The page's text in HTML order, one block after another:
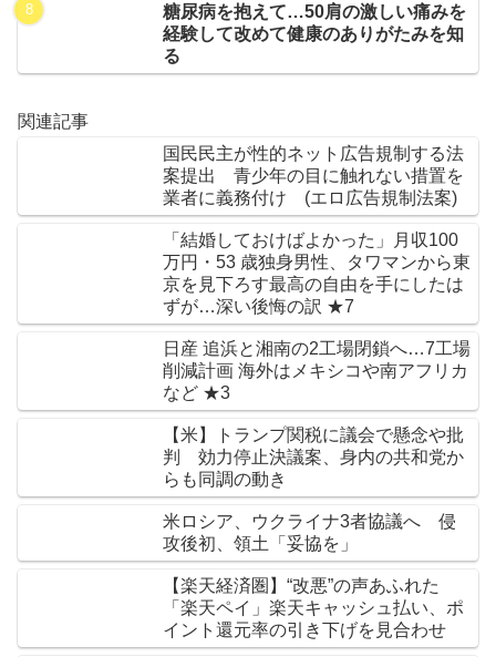
糖尿病を抱えて…50肩の激しい痛みを
経験して改めて健康のありがたみを知
る
関連記事
国民民主が性的ネット広告規制する法
案提出 青少年の目に触れない措置を
業者に義務付け (エロ広告規制法案)
「結婚しておけばよかった」月収100
万円・53 歳独身男性、タワマンから東
京を見下ろす最高の自由を手にしたは
ずが…深い後悔の訳 ★7
日産 追浜と湘南の2工場閉鎖へ…7工場
削減計画 海外はメキシコや南アフリカ
など ★3
【米】トランプ関税に議会で懸念や批
判 効力停止決議案、身内の共和党か
らも同調の動き
米ロシア、ウクライナ3者協議へ 侵
攻後初、領土「妥協を」
【楽天経済圏】“改悪”の声あふれた
「楽天ペイ」楽天キャッシュ払い、ポ
イント還元率の引き下げを見合わせ